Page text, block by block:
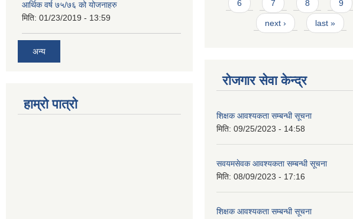
आर्थिक वर्ष ७५/७६ को योजनाहरु
मिति: 01/23/2019 - 13:59
अन्य
हाम्रो पात्रो
6 7 8 9
next › last »
रोजगार सेवा केन्द्र
शिक्षक आवश्यकता सम्बन्धी सूचना
मिति: 09/25/2023 - 14:58
सवयमसेवक आवश्यकता सम्बन्धी सूचना
मिति: 08/09/2023 - 17:16
शिक्षक आवश्यकता सम्बन्धी सूचना